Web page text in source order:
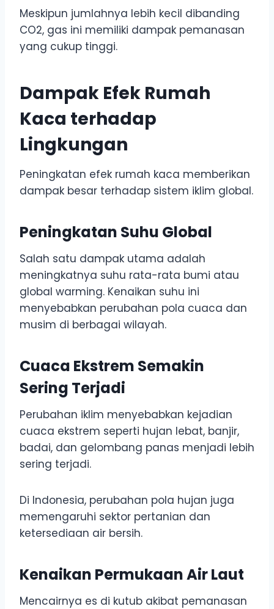
Meskipun jumlahnya lebih kecil dibanding
CO2, gas ini memiliki dampak pemanasan
yang cukup tinggi.
Dampak Efek Rumah
Kaca terhadap
Lingkungan
Peningkatan efek rumah kaca memberikan
dampak besar terhadap sistem iklim global.
Peningkatan Suhu Global
Salah satu dampak utama adalah
meningkatnya suhu rata-rata bumi atau
global warming. Kenaikan suhu ini
menyebabkan perubahan pola cuaca dan
musim di berbagai wilayah.
Cuaca Ekstrem Semakin
Sering Terjadi
Perubahan iklim menyebabkan kejadian
cuaca ekstrem seperti hujan lebat, banjir,
badai, dan gelombang panas menjadi lebih
sering terjadi.
Di Indonesia, perubahan pola hujan juga
memengaruhi sektor pertanian dan
ketersediaan air bersih.
Kenaikan Permukaan Air Laut
Mencairnya es di kutub akibat pemanasan